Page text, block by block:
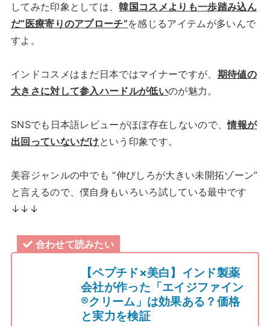
してみた印象としては、韓国コスメよりも一歩踏み込ん
だ“医療寄りのアプローチ”を感じるアイテムが多いんで
すよ。
インドコスメはまだ日本ではマイナーですが、 期待値の
大きさに対して参入ハードルが低いのが魅力。
SNSでも日本語レビューがほぼ存在しないので、情報が
出回っていないだけという印象です。
美容ジャンルの中でも “伸びしろが大きい未開拓ゾーン”
と言えるので、僕自身もいろいろ試している最中です
↓↓↓
合わせて読みたい
【ペプチド×美白】インド製薬
会社が作った「エイジファイン
®クリーム」は効果ある？価格
と実力を検証